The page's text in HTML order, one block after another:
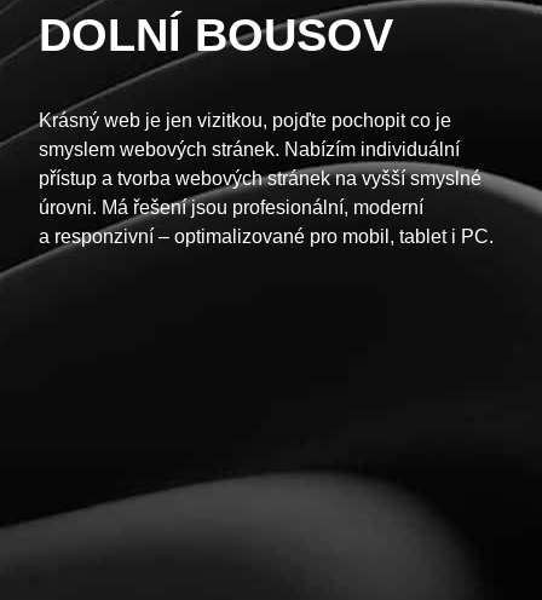
DOLNÍ BOUSOV
Krásný web je jen vizitkou, pojďte pochopit co je
smyslem webových stránek. Nabízím individuální
přístup a tvorba webových stránek na vyšší smyslné
úrovni. Má řešení jsou profesionální, moderní
a responzivní – optimalizované pro mobil, tablet i PC.